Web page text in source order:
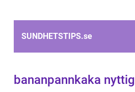
SUNDHETSTIPS.se
bananpannkaka nyttig